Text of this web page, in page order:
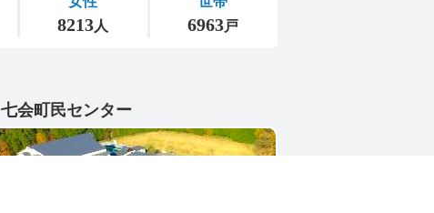
七会町民センター